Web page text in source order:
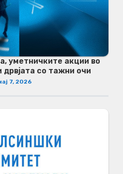
уметничките акции во
дрвјата со тажни очи
7, 2026